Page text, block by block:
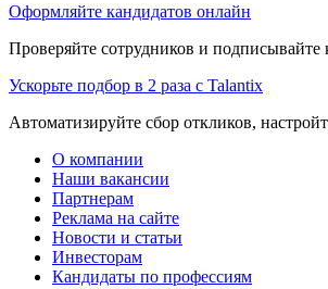
Оформляйте кандидатов онлайн
Проверяйте сотрудников и
Ускорьте подбор в 2 раза с Talantix
Автоматизируйте сбор откликов,
О компании
Наши вакансии
Партнерам
Реклама на сайте
Новости и статьи
Инвесторам
Кандидаты по профессиям